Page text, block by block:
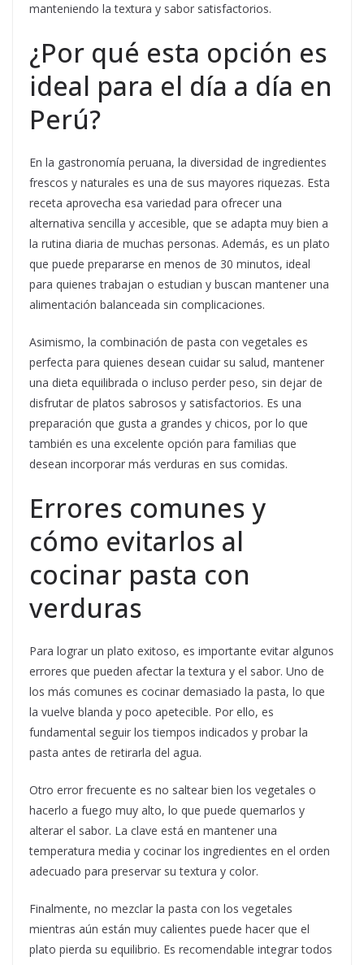
manteniendo la textura y sabor satisfactorios.
¿Por qué esta opción es
ideal para el día a día en
Perú?
En la gastronomía peruana, la diversidad de ingredientes
frescos y naturales es una de sus mayores riquezas. Esta
receta aprovecha esa variedad para ofrecer una
alternativa sencilla y accesible, que se adapta muy bien a
la rutina diaria de muchas personas. Además, es un plato
que puede prepararse en menos de 30 minutos, ideal
para quienes trabajan o estudian y buscan mantener una
alimentación balanceada sin complicaciones.
Asimismo, la combinación de pasta con vegetales es
perfecta para quienes desean cuidar su salud, mantener
una dieta equilibrada o incluso perder peso, sin dejar de
disfrutar de platos sabrosos y satisfactorios. Es una
preparación que gusta a grandes y chicos, por lo que
también es una excelente opción para familias que
desean incorporar más verduras en sus comidas.
Errores comunes y
cómo evitarlos al
cocinar pasta con
verduras
Para lograr un plato exitoso, es importante evitar algunos
errores que pueden afectar la textura y el sabor. Uno de
los más comunes es cocinar demasiado la pasta, lo que
la vuelve blanda y poco apetecible. Por ello, es
fundamental seguir los tiempos indicados y probar la
pasta antes de retirarla del agua.
Otro error frecuente es no saltear bien los vegetales o
hacerlo a fuego muy alto, lo que puede quemarlos y
alterar el sabor. La clave está en mantener una
temperatura media y cocinar los ingredientes en el orden
adecuado para preservar su textura y color.
Finalmente, no mezclar la pasta con los vegetales
mientras aún están muy calientes puede hacer que el
plato pierda su equilibrio. Es recomendable integrar todos